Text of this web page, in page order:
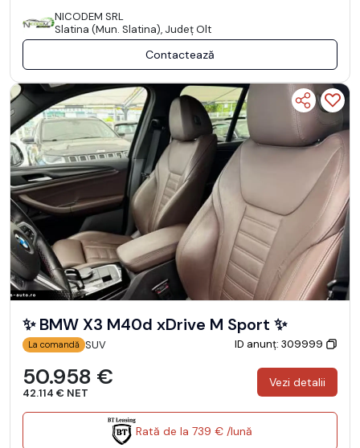
NICODEM SRL
Slatina (Mun. Slatina), Județ Olt
Contactează
✨ BMW X3 M40d xDrive M Sport ✨
La comandă SUV ID anunț: 309999
50.958 €
42.114 € NET
Vezi detalii
Rată de la 739 € /lună